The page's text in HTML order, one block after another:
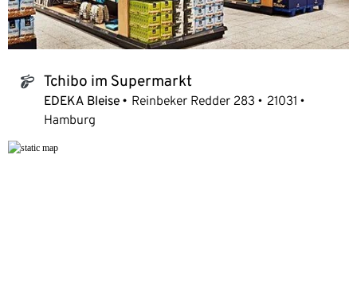
tchibo_logo Tchibo im Supermarkt
EDEKA Bleise Reinbeker Redder 283
21031
Hamburg